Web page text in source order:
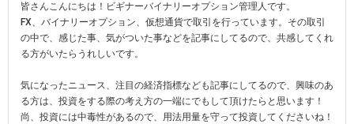
皆さんこんにちは！ビギナーバイナリーオプション管理人です。
FX、バイナリーオプション、仮想通貨で取引を行っています。その取引
の中で、感じた事、気がついた事などを記事にしてるので、共感してくれ
る方がいたらうれしいです。
気になったニュース、注目の経済指標なども記事にしてるので、興味のあ
る方は、投資をする際の考え方の一端にでもして頂けたらと思います！
尚、投資には中毒性があるので、用法用量を守って投資してくださいね！